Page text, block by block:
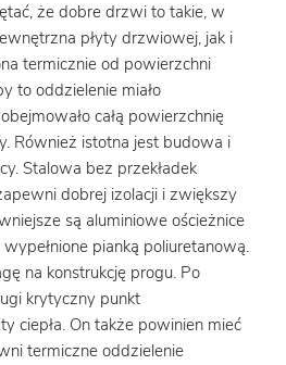
że dobre drzwi to takie, w
płyty drzwiowej, jak i
termicznie od powierzchni
to oddzielenie miało
całą powierzchnię
Również istotna jest budowa i
Stalowa bez przekładek
dobrej izolacji i zwiększy
są aluminiowe ościeżnice
pianką poliuretanową.
na konstrukcję progu. Po
krytyczny punkt
ciepła. On także powinien mieć
termiczne oddzielenie